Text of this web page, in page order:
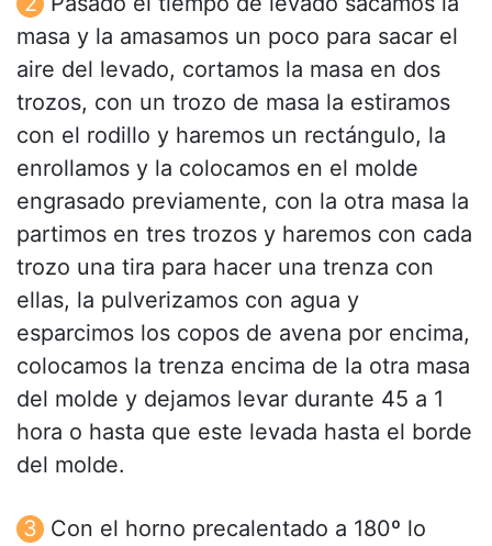
masa y la amasamos un poco para sacar el
aire del levado, cortamos la masa en dos
trozos, con un trozo de masa la estiramos
con el rodillo y haremos un rectángulo, la
enrollamos y la colocamos en el molde
engrasado previamente, con la otra masa la
partimos en tres trozos y haremos con cada
trozo una tira para hacer una trenza con
ellas, la pulverizamos con agua y
esparcimos los copos de avena por encima,
colocamos la trenza encima de la otra masa
del molde y dejamos levar durante 45 a 1
hora o hasta que este levada hasta el borde
del molde.
Con el horno precalentado a 180º lo